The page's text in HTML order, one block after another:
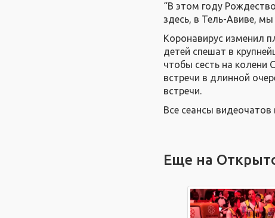
“В этом году
здесь, в Тель-Авиве,
Коронавирус изменил
детей спешат в
чтобы сесть на колени
встречи в длинной
встречи.
Все сеансы
Еще на